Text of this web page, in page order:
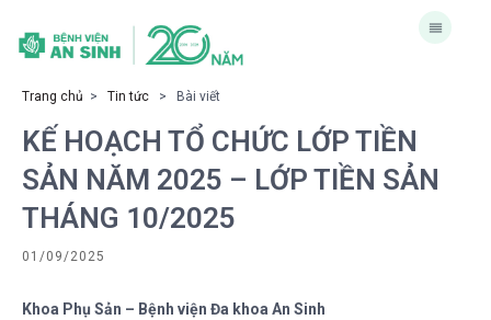
Trang chủ > Tin tức > Bài viết
KẾ HOẠCH TỔ CHỨC LỚP TIỀN
SẢN NĂM 2025 – LỚP TIỀN SẢN
THÁNG 10/2025
01/09/2025
Khoa Phụ Sản – Bệnh viện Đa khoa An Sinh